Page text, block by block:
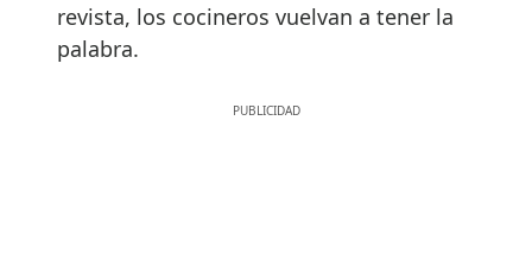
revista, los cocineros vuelvan a tener la
palabra.